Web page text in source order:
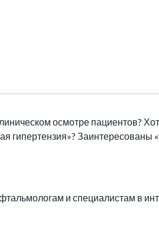
осмотре пациентов?
гипертензия»? Заинтересованы
и специалистам в